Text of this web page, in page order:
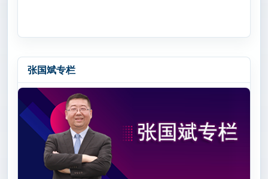
张国斌专栏